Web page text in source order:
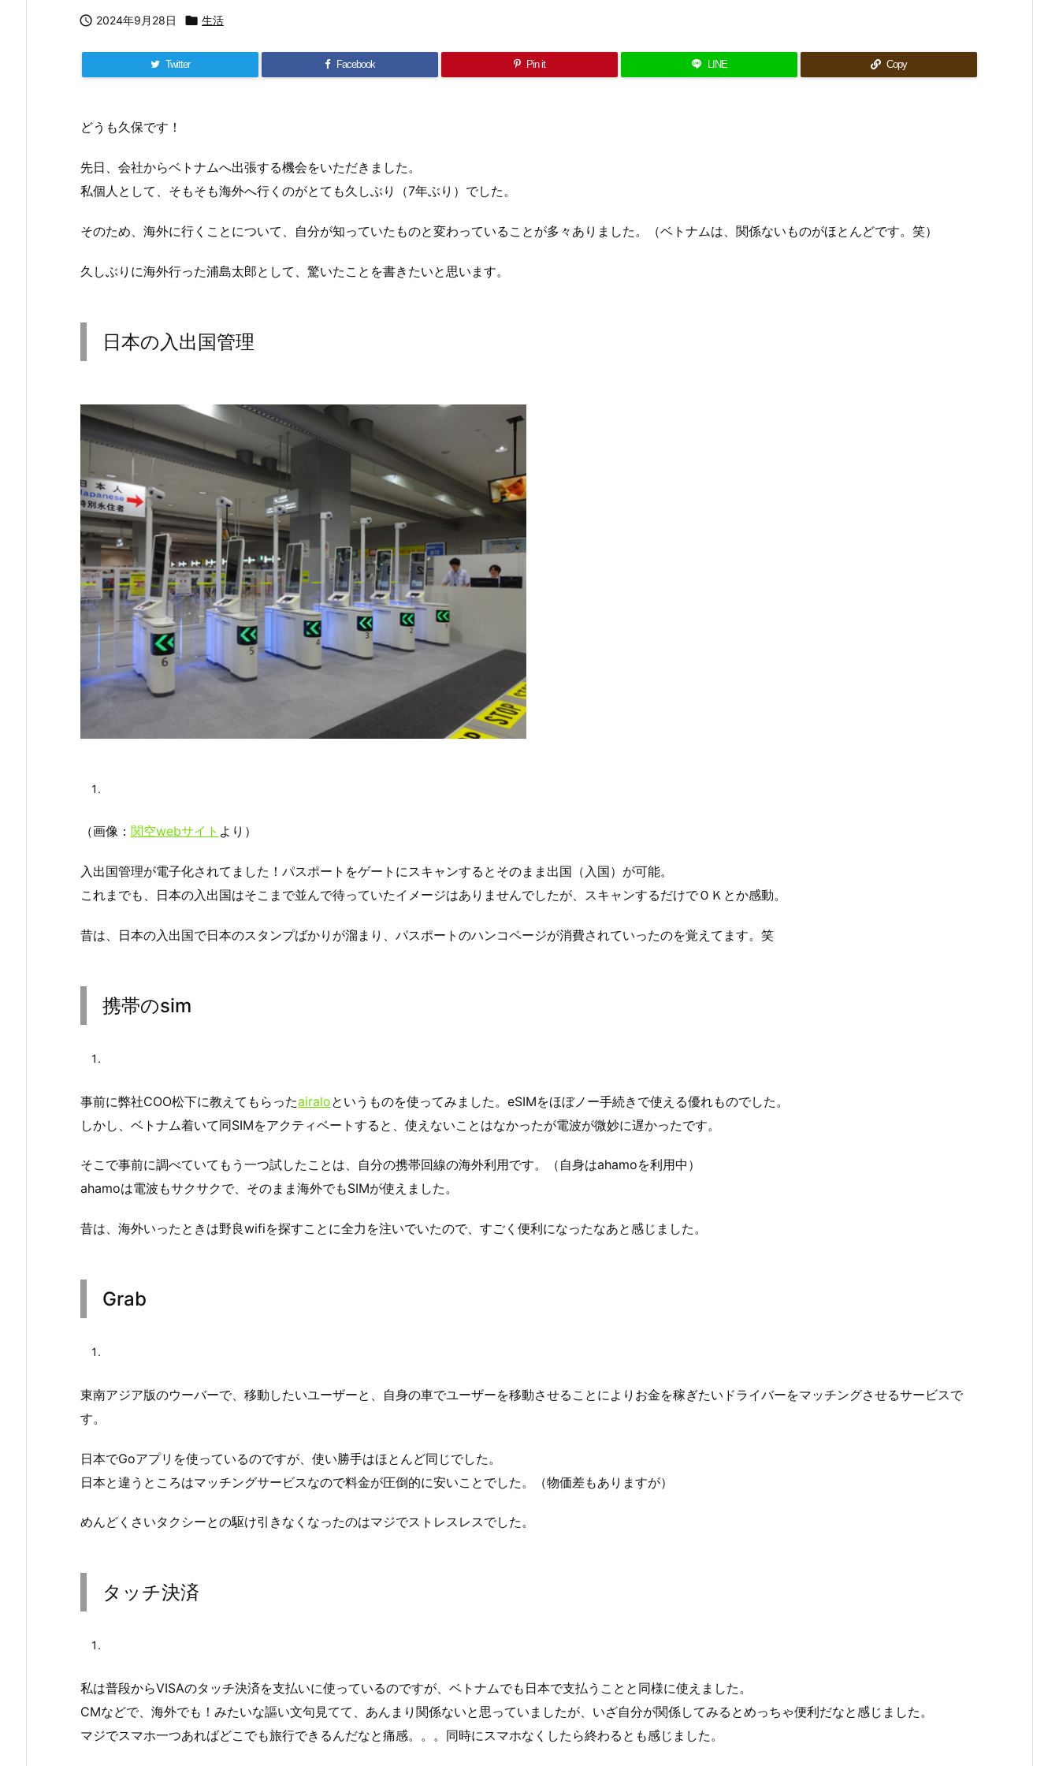
 2024年9月28日  生活
Twitter Facebook Pin it LINE Copy
どうも久保です！
先日、会社からベトナムへ出張する機会をいただきました。
私個人として、そもそも海外へ行くのがとても久しぶり（7年ぶり）でした。
そのため、海外に行くことについて、自分が知っていたものと変わっていることが多々ありました。（ベトナムは、関係ないものがほとんどです。笑）
久しぶりに海外行った浦島太郎として、驚いたことを書きたいと思います。
日本の入出国管理
（画像： 関空webサイト より）
入出国管理が電子化されてました！パスポートをゲートにスキャンするとそのまま出国（入国）が可能。
これまでも、日本の入出国はそこまで並んで待っていたイメージはありませんでしたが、スキャンするだけでＯＫとか感動。
昔は、日本の入出国で日本のスタンプばかりが溜まり、パスポートのハンコページが消費されていったのを覚えてます。笑
携帯のsim
事前に弊社COO松下に教えてもらったairaloというものを使ってみました。eSIMをほぼノー手続きで使える優れものでした。
しかし、ベトナム着いて同SIMをアクティベートすると、使えないことはなかったが電波が微妙に遅かったです。
そこで事前に調べていてもう一つ試したことは、自分の携帯回線の海外利用です。（自身はahamoを利用中）
ahamoは電波もサクサクで、そのまま海外でもSIMが使えました。
昔は、海外いったときは野良wifiを探すことに全力を注いでいたので、すごく便利になったなあと感じました。
Grab
東南アジア版のウーバーで、移動したいユーザーと、自身の車でユーザーを移動させることによりお金を稼ぎたいドライバーをマッチングさせるサービスで
す。
日本でGoアプリを使っているのですが、使い勝手はほとんど同じでした。
日本と違うところはマッチングサービスなので料金が圧倒的に安いことでした。（物価差もありますが）
めんどくさいタクシーとの駆け引きなくなったのはマジでストレスレスでした。
タッチ決済
私は普段からVISAのタッチ決済を支払いに使っているのですが、ベトナムでも日本で支払うことと同様に使えました。
CMなどで、海外でも！みたいな謳い文句見てて、あんまり関係ないと思っていましたが、いざ自分が関係してみるとめっちゃ便利だなと感じました。
マジでスマホ一つあればどこでも旅行できるんだなと痛感。。。同時にスマホなくしたら終わるとも感じました。